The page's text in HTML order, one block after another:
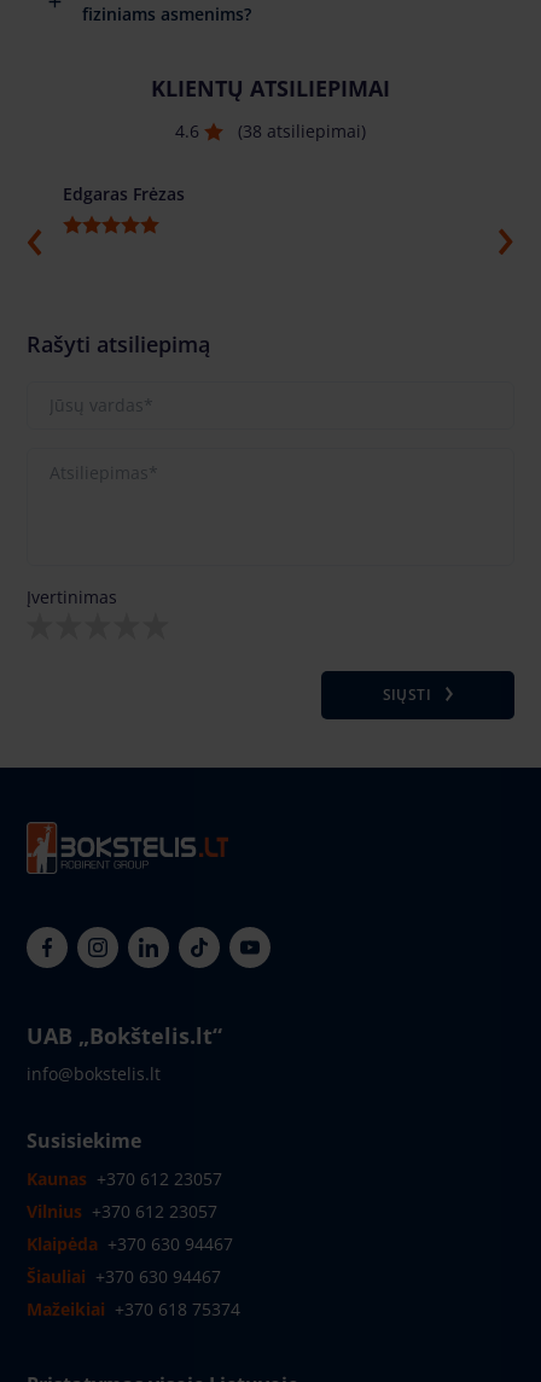
fiziniams asmenims?
KLIENTŲ ATSILIEPIMAI
4.6 (38 atsiliepimai)
Edgaras Frėzas
Rašyti atsiliepimą
Įvertinimas
SIŲSTI
UAB „Bokštelis.lt“
info@bokstelis.lt
Susisiekime
Kaunas +370 612 23057
Vilnius +370 612 23057
Klaipėda +370 630 94467
Šiauliai +370 630 94467
Mažeikiai +370 618 75374